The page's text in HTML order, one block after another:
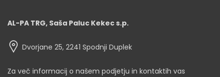
AL-PA TRG, Saša Paluc Kekec s.p.
Dvorjane 25, 2241 Spodnji Duplek
Za več informacij o našem podjetju in kontaktih vas